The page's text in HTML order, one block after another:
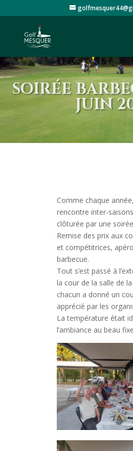
SOIRÉE
JUIN
Comme chaque
rencontre inter-saisons
clôturée par une
Remise des prix aux
et compétitrices,
barbecue.
Tout s’est passé à
la cour de la salle de
chacun a donné un
apprécié par les
La température était
l’ambiance au beau